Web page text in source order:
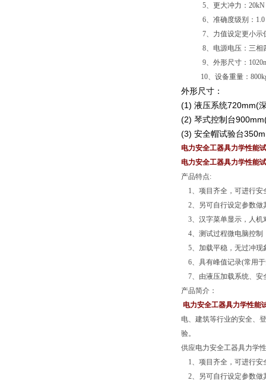
5、更大冲力：20kN
6、准确度级别：1.0
7、力值设定更小示值
8、电源电压：三相四
9、外形尺寸：
10、设备重量：
外形尺寸：
(1) 液压系统720mm(
(2) 琴式控制台
(3) 安全帽试验台
电力安全工器具力学性能
电力安全工器具力学性能
产品特点:
1、项目齐全，可进行安
2、另可自行设定参数做
3、汉字菜单显示，人机
4、测试过程微电脑控制
5、加载平稳，无过冲现
6、具有峰值记录(常用
7、由液压加载系统、安
产品简介：
电力安全工器具力学性能
电、建筑等行业的安全、
验。
供应电力安全工器具力学
1、项目齐全，可进行安
2、另可自行设定参数做